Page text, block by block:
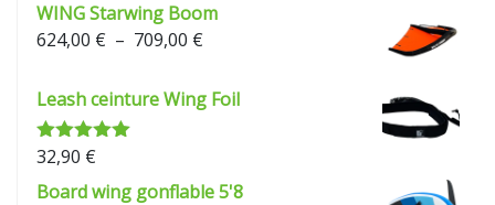
WING Starwing Boom
624,00 € – 709,00 €
prix :
624,00 €
Leash ceinture Wing Foil
Note 5.00
32,90 €
Board wing gonflable 5'8